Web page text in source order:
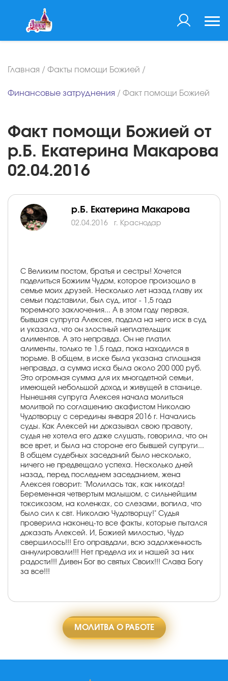
Главная / Факты помощи Божией /
Финансовые затруднения / Факт помощи Божией
Факт помощи Божией от
р.Б. Екатерина Макарова
02.04.2016
р.Б. Екатерина Макарова
02.04.2016 г. Краснодар
С Великим постом, братья и сестры! Хочется
поделиться Божиим Чудом, которое произошло в
семье моих друзей. Несколько лет назад главу их
семьи подставили, был суд, итог - 1,5 года
тюремного заключения... А в этом году первая,
бывшая супруга Алексея, подала на него иск в суд
и указала, что он злостный неплательщик
алиментов. А это неправда. Он не платил
алименты, только те 1,5 года, пока находился в
тюрьме. В общем, в иске была указана сплошная
неправда, а сумма иска была около 200 000 руб.
Это огромная сумма для их многодетной семьи,
имеющей небольшой доход и живущей в станице.
Нынешняя супруга Алексея начала молиться
молитвой по соглашению акафистом Николаю
Чудотворцу с середины января 2016 г. Начались
суды. Как Алексей ни доказывал свою правоту,
судья не хотела его даже слушать, говорила, что он
все врет, и была на стороне его бывшей супруги...
В общем судебных заседаний было несколько,
ничего не предвещало успеха. Несколько дней
назад, перед последнем заседанием, жена
Алексея говорит: "Молилась так, как никогда!
Беременная четвертым малышом, с сильнейшим
токсикозом, на коленках, со слезами, вопила, что
было сил к свт. Николаю Чудотворцу!" Судья
проверила наконец-то все факты, которые пытался
доказать Алексей. И, Божией милостью, Чудо
свершилось!!! Его оправдали, всю задолженность
аннулировали!!! Нет предела их и нашей за них
радости!!! Дивен Бог во святых Своих!!! Слава Богу
за все!!!
МОЛИТВА О РАБОТЕ